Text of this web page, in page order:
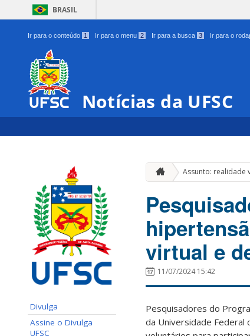
BRASIL
Ir para o conteúdo 1 Ir para o menu 2 Ir para a busca 3 Ir para o
Notícias da UFSC
Divulga
Assine o Divulga
UFSC
Assunto: realidade
virtual e
11/07/2024 15:42
Pesquisadores do
da Universidade Federal